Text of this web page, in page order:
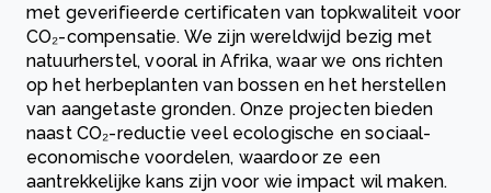
met geverifieerde certificaten van topkwaliteit voor
CO₂-compensatie. We zijn wereldwijd bezig met
natuurherstel, vooral in Afrika, waar we ons richten
op het herbeplanten van bossen en het herstellen
van aangetaste gronden. Onze projecten bieden
naast CO₂-reductie veel ecologische en sociaal-
economische voordelen, waardoor ze een
aantrekkelijke kans zijn voor wie impact wil maken.